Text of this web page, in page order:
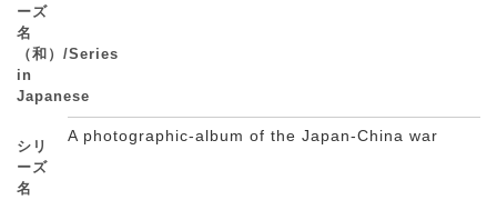
ーズ
名
（和）/Series
in
Japanese
シリ
ーズ
名
A photographic-album of the Japan-China war